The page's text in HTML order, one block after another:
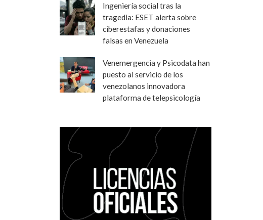
Ingeniería social tras la
tragedia: ESET alerta sobre
ciberestafas y donaciones
falsas en Venezuela
Venemergencia y Psicodata han
puesto al servicio de los
venezolanos innovadora
plataforma de telepsicología